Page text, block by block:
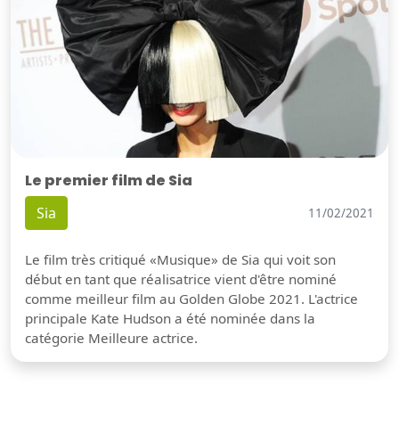
Le premier film de Sia
Sia 11/02/2021
Le film très critiqué «Musique» de Sia qui voit son
début en tant que réalisatrice vient d'être nominé
comme meilleur film au Golden Globe 2021. L'actrice
principale Kate Hudson a été nominée dans la
catégorie Meilleure actrice.